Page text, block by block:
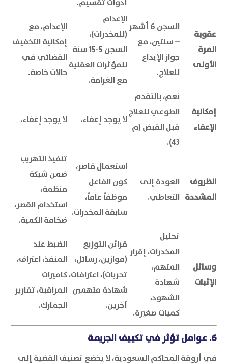
أدوات تقسيم.
عقوبة
المرة
الأولى
السجن 6 أشهر
– سنتين، مع
جواز الإيداع
للعلاج.
الإعدام
(للمخدرات)،
السجن 5-15 سنة
للمؤثرات العقلية
مع الغرامة.
الإعدام، مع
إمكانية التخفيف
القضائي في
حالات خاصة.
إمكانية
الإعفاء
نعم، بالتقدم
الطوعي للعلاج
قبل القبض (م
43).
لا يوجد إعفاء. لا يوجد إعفاء.
الظروف
المشددة
العودة إلى
التعاطي.
استعمال قاصر،
كون الفاعل
موظفاً عاماً،
سابقة المخدرات.
تنفيذ التهريب
ضمن شبكة
منظمة،
استخدام القصر،
ضخامة الكمية.
وسائل
الإثبات
تحليل
المخدرات، إقرار
المتهم،
شهادة
الشهود،
كميات صغيرة.
قرائن التوزيع
(موازين، رسائل،
تحريات)، اعترافات،
شهادة متهمين
آخرين.
الضبط عند
المنفذ، اعتراف،
كاميرات
المراقبة، تقارير
الجمارك.
6. عوامل تؤثر في تكييف الجريمة
في أروقة المحاكم السعودية، لا يخضع تصنيف القضية إلى